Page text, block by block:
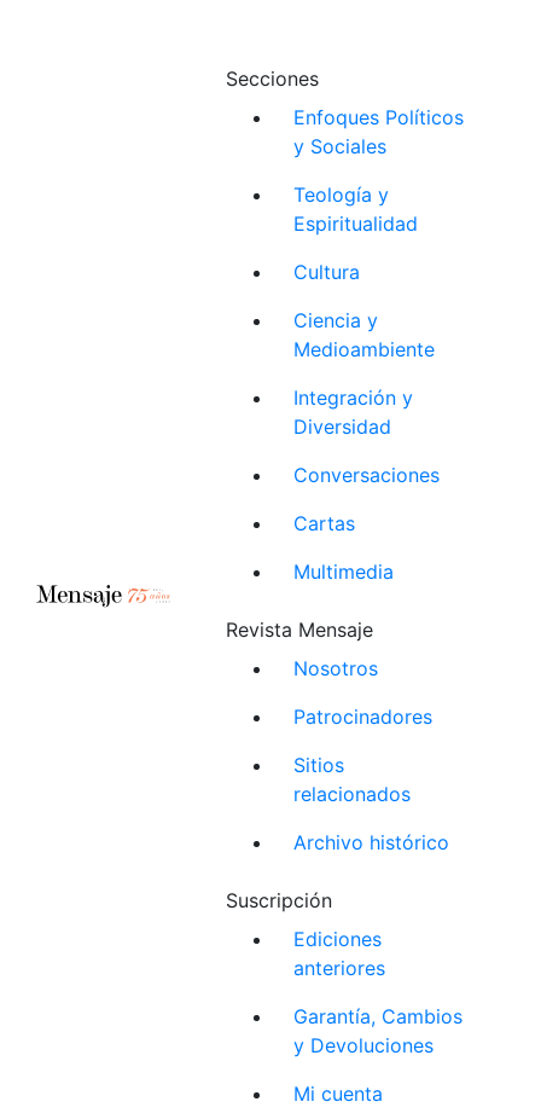
Secciones
Enfoques Políticos
y Sociales
Teología y
Espiritualidad
Cultura
Ciencia y
Medioambiente
Integración y
Diversidad
Conversaciones
Cartas
Multimedia
Revista Mensaje
Nosotros
Patrocinadores
Sitios
relacionados
Archivo histórico
Suscripción
Ediciones
anteriores
Garantía, Cambios
y Devoluciones
Mi cuenta